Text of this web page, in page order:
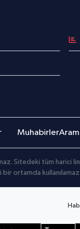
Muhabirler
Sitedeki tüm harici
ortamda kullanılamaz